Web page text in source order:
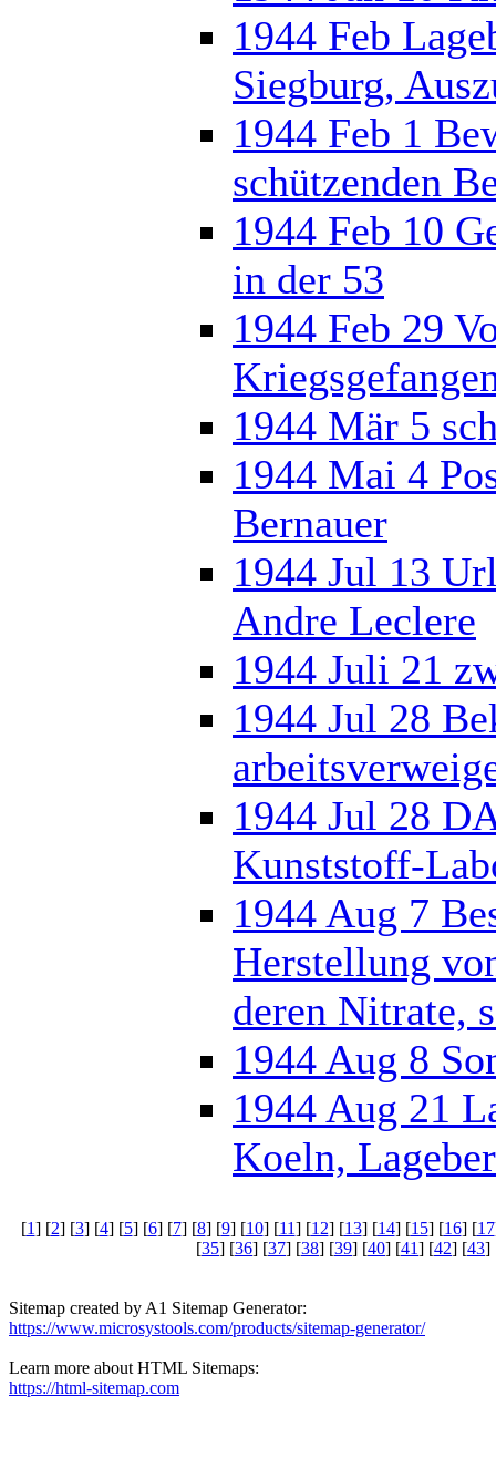
1944 Feb
Siegburg,
1944 Feb 1
schützenden
1944 Feb 10
in der 53
1944 Feb 29
1944 Mär 5
1944 Mai 4
Bernauer
1944 Jul 13
Andre Leclere
1944 Juli 21
1944 Jul 28
1944 Jul 28
Kunststoff-
1944 Aug 7
Herstellung
deren Nitrate,
1944 Aug 8
1944 Aug 21
Koeln,
[1] [2] [3] [4] [5] [6] [7] [8] [9] [10] [11] [12] [13] [14] [15] [16] [17
[35] [36] [37] [38] [39] [40] [41] [42] [43]
Sitemap created by A1 Sitemap Generator:
https://www.microsystools.com/products/sitemap-generator/
Learn more about HTML Sitemaps:
https://html-sitemap.com